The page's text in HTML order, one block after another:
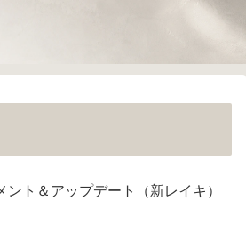
ント＆アップデート（新レイキ）